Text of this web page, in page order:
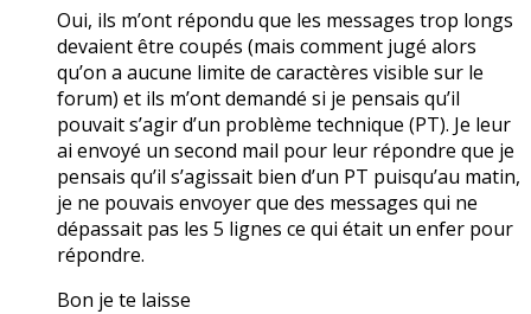
Oui, ils m’ont répondu que les messages trop longs
devaient être coupés (mais comment jugé alors
qu’on a aucune limite de caractères visible sur le
forum) et ils m’ont demandé si je pensais qu’il
pouvait s’agir d’un problème technique (PT). Je leur
ai envoyé un second mail pour leur répondre que je
pensais qu’il s’agissait bien d’un PT puisqu’au matin,
je ne pouvais envoyer que des messages qui ne
dépassait pas les 5 lignes ce qui était un enfer pour
répondre.
Bon je te laisse